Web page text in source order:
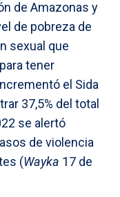
de Amazonas y
de pobreza de
sexual que
tener
el Sida
37,5% del total
se alertó
de violencia
(Wayka 17 de